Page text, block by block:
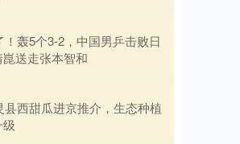
轰5个3-2，中国男乒击败日
送走张本智和
县西甜瓜进京推介，生态种植